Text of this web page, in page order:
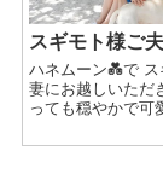
スギモト様ご
ハネムーン💑で
妻にお越しいただ
っても穏やかで可
ちだった天気もど